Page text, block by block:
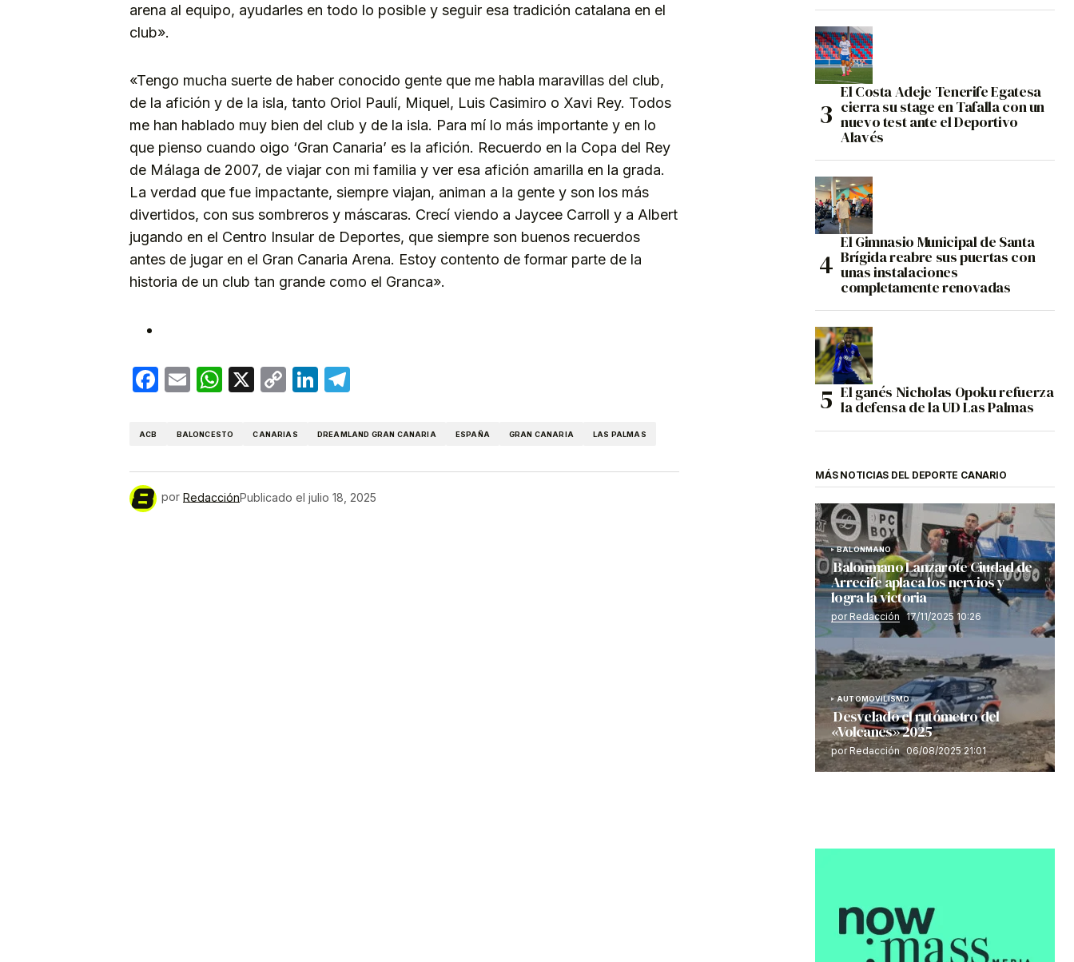
arena al equipo, ayudarles en todo lo posible y seguir esa tradición catalana en el
club».
«Tengo mucha suerte de haber conocido gente que me habla maravillas del club,
de la afición y de la isla, tanto Oriol Paulí, Miquel, Luis Casimiro o Xavi Rey. Todos
me han hablado muy bien del club y de la isla. Para mí lo más importante y en lo
que pienso cuando oigo ‘Gran Canaria’ es la afición. Recuerdo en la Copa del Rey
de Málaga de 2007, de viajar con mi familia y ver esa afición amarilla en la grada.
La verdad que fue impactante, siempre viajan, animan a la gente y son los más
divertidos, con sus sombreros y máscaras. Crecí viendo a Jaycee Carroll y a Albert
jugando en el Centro Insular de Deportes, que siempre son buenos recuerdos
antes de jugar en el Gran Canaria Arena. Estoy contento de formar parte de la
historia de un club tan grande como el Granca».
Facebook
EmailWhatsApp
X
CopyLinkedIn
ACB BALONCESTO CANARIAS DREAMLAND GRAN CANARIA ESPAÑA GRAN CANARIA LAS PALMAS
por RedacciónPublicado el julio 18, 2025
El Costa Adeje Tenerife Egatesa
cierra su stage en Tafalla con un
nuevo test ante el Deportivo
Alavés
El Gimnasio Municipal de Santa
Brígida reabre sus puertas con
unas instalaciones
completamente renovadas
El ganés Nicholas Opoku refuerza
la defensa de la UD Las Palmas
MÁS NOTICIAS DEL DEPORTE CANARIO
BALONMANO
Balonmano Lanzarote Ciudad de
Arrecife aplaca los nervios y
logra la victoria
por Redacción 17/11/2025 10:26
AUTOMOVILISMO
Desvelado el rutómetro del
«Volcanes» 2025
por Redacción 06/08/2025 21:01